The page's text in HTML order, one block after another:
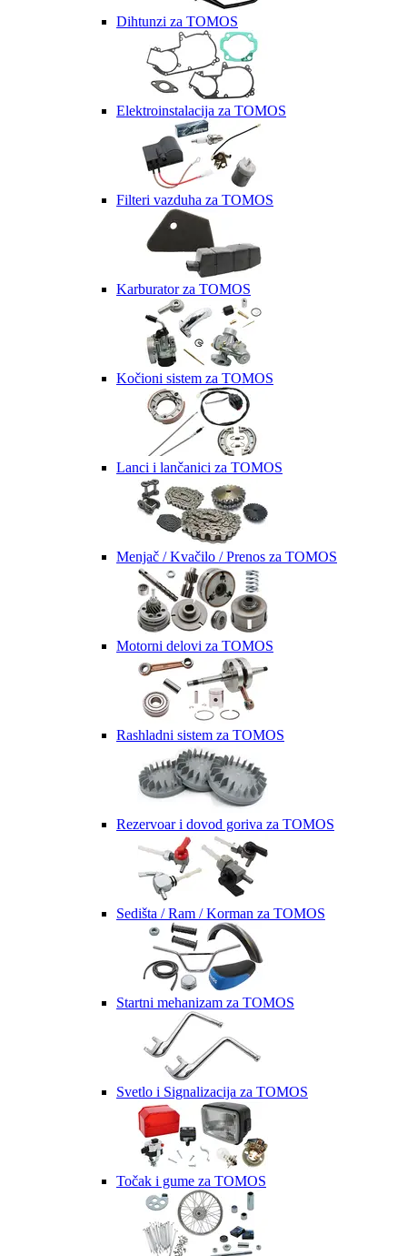
Dihtunzi za TOMOS
Elektroinstalacija za TOMOS
Filteri vazduha za TOMOS
Karburator za TOMOS
Kočioni sistem za TOMOS
Lanci i lančanici za TOMOS
Menjač / Kvačilo / Prenos za TOMOS
Motorni delovi za TOMOS
Rashladni sistem za TOMOS
Rezervoar i dovod goriva za TOMOS
Sedišta / Ram / Korman za TOMOS
Startni mehanizam za TOMOS
Svetlo i Signalizacija za TOMOS
Točak i gume za TOMOS